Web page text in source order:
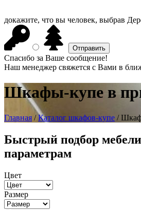
докажите, что вы человек, выбрав
Спасибо за Ваше сообщение!
Наш менеджер свяжется с Вами в
Шкафы-купе в
Главная /Каталог шкафов-купе /
Быстрый подбор
параметрам
Цвет
Размер